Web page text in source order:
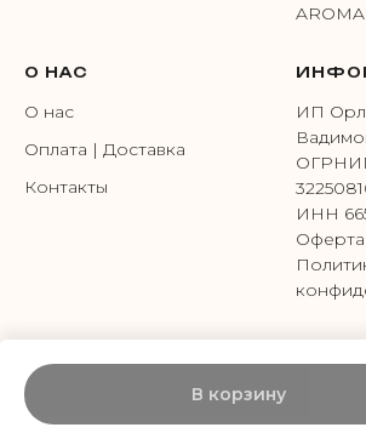
В корзину
О НАС
О нас
Оплата | Доставка
Контакты
ИП
ИНН
Оферта